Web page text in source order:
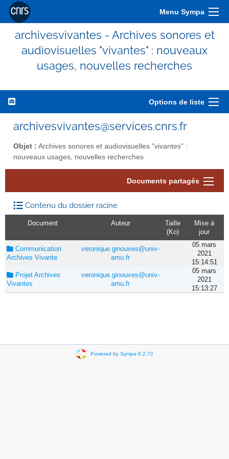
Menu Sympa
archivesvivantes - Archives sonores et
audiovisuelles "vivantes" : nouveaux
usages, nouvelles recherches
Options de liste
archivesvivantes@services.cnrs.fr
Objet : Archives sonores et audiovisuelles "vivantes" :
nouveaux usages, nouvelles recherches
Documents partagés
Contenu du dossier racine
Document Auteur
Taille
(Ko)
Mise à
jour
Communication
Archives Vivante
veronique.ginouves@univ-
amu.fr
05 mars
2021
15:14:51
Projet Archives
Vivantes
veronique.ginouves@univ-
amu.fr
05 mars
2021
15:13:27
Powered by Sympa 6.2.72